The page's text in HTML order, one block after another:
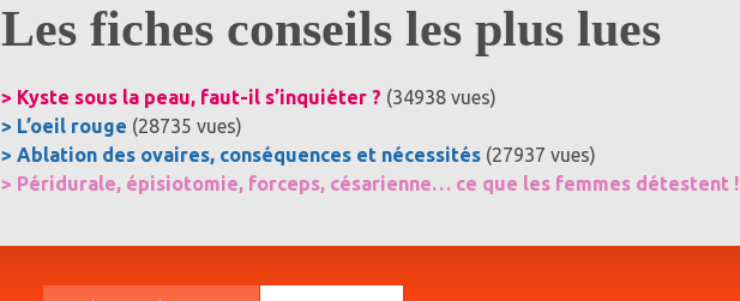
Les fiches conseils les plus lues
> Kyste sous la peau, faut-il s’inquiéter ? (34938 vues)
> L’oeil rouge (28735 vues)
> Ablation des ovaires, conséquences et nécessités (27937 vues)
> Péridurale, épisiotomie, forceps, césarienne… ce que les femmes détestent !